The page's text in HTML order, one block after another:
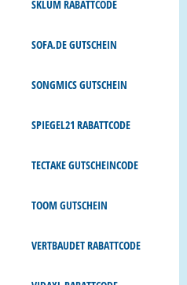
SKLUM RABATTCODE
SOFA.DE GUTSCHEIN
SONGMICS GUTSCHEIN
SPIEGEL21 RABATTCODE
TECTAKE GUTSCHEINCODE
TOOM GUTSCHEIN
VERTBAUDET RABATTCODE